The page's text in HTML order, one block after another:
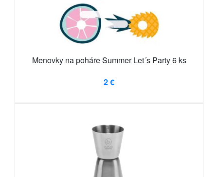
Menovky na poháre Summer Let´s Party 6 ks
2 €